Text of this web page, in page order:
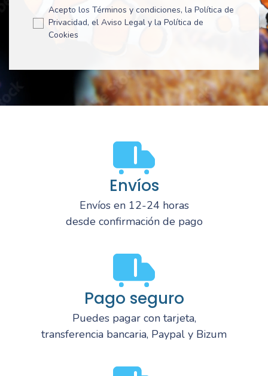
Acepto los Términos y condiciones, la Política de
Privacidad, el Aviso Legal y la Política de
Cookies
Envíos
Envíos en 12-24 horas
desde confirmación de pago
Pago seguro
Puedes pagar con tarjeta,
transferencia bancaria, Paypal y Bizum